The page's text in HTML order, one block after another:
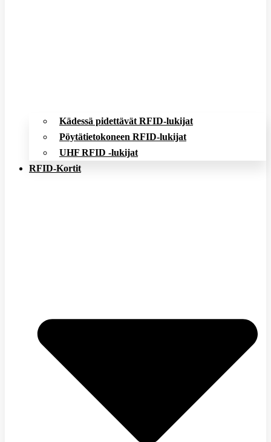
Kädessä pidettävät RFID-lukijat
Pöytätietokoneen RFID-lukijat
UHF RFID -lukijat
RFID-Kortit